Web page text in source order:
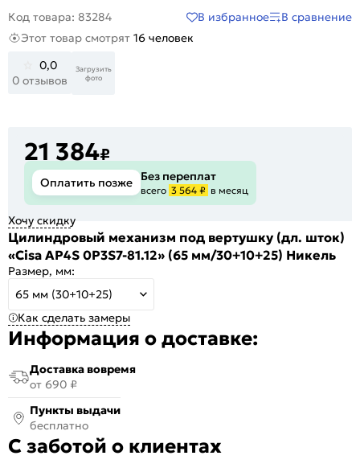
Код товара: 83284 В избранное
В сравнение
Этот товар смотрят 16 человек
0,0
0 отзывов
Загрузить
фото
21 384₽
Оплатить позже Без переплат
всего 3 564 ₽ в месяц
Хочу скидку
Цилиндровый механизм под вертушку (дл. шток)
«Cisa AP4S 0P3S7-81.12» (65 мм/30+10+25) Никель
Размер, мм:
65 мм (30+10+25)
Как сделать замеры
Информация о доставке:
Доставка вовремя
от 690 ₽
Пункты выдачи
бесплатно
С заботой о клиентах